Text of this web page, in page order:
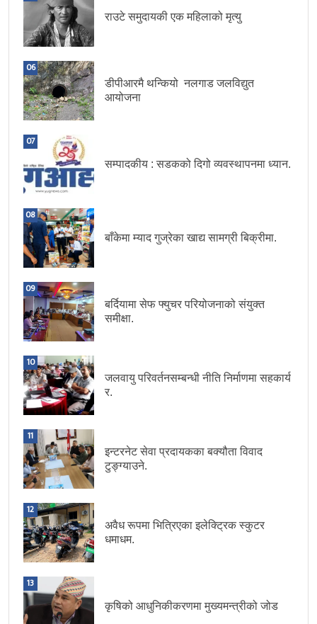
राउटे समुदायकी एक महिलाको मृत्यु
06
डीपीआरमै थन्कियो नलगाड जलविद्युत
आयोजना
07
सम्पादकीय : सडकको दिगो व्यवस्थापनमा ध्यान.
08
बाँकेमा म्याद गुज्रेका खाद्य सामग्री बिक्रीमा.
09
बर्दियामा सेफ फ्युचर परियोजनाको संयुक्त
समीक्षा.
10
जलवायु परिवर्तनसम्बन्धी नीति निर्माणमा सहकार्य
र.
11
इन्टरनेट सेवा प्रदायकका बक्यौता विवाद
टुङ्ग्याउने.
12
अवैध रूपमा भित्रिएका इलेक्ट्रिक स्कुटर
धमाधम.
13
कृषिको आधुनिकीकरणमा मुख्यमन्त्रीको जोड